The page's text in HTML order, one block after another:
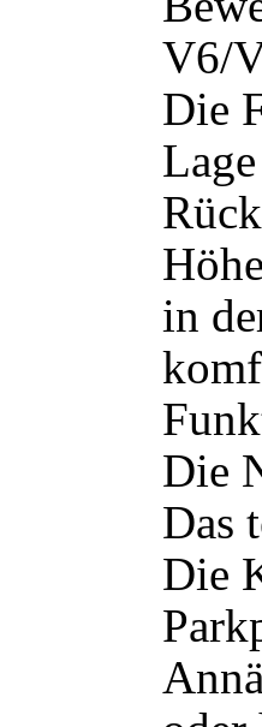
V6/
Die
in
Die
Das
Die